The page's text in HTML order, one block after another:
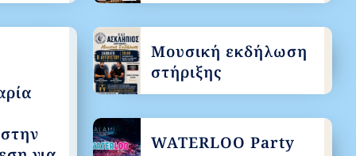
Μουσική εκδήλωση
στήριξης
WATERLOO Party